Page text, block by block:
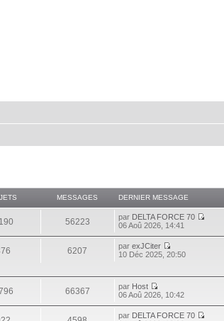
MESSAGES DERNIER MESSAGE
56223 par DELTA FORCE 70
06 Aoû 2026, 14:41
6207 parexJCiter
10 Déc 2025, 20:50
66367 par Host
06 Aoû 2026, 10:42
par DELTA FORCE 70